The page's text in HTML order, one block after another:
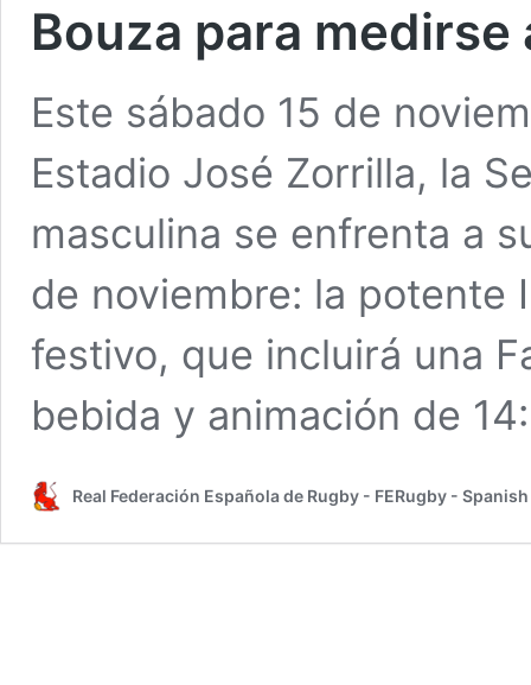
Bouza para medirse
Este sábado 15 de
Estadio José Zorrilla, la
masculina se enfrenta a
de noviembre: la potente
festivo, que incluirá una
bebida y animación de
Real Federación Española de Rugby - FERugby -